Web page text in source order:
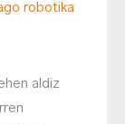
robotika
aldiz